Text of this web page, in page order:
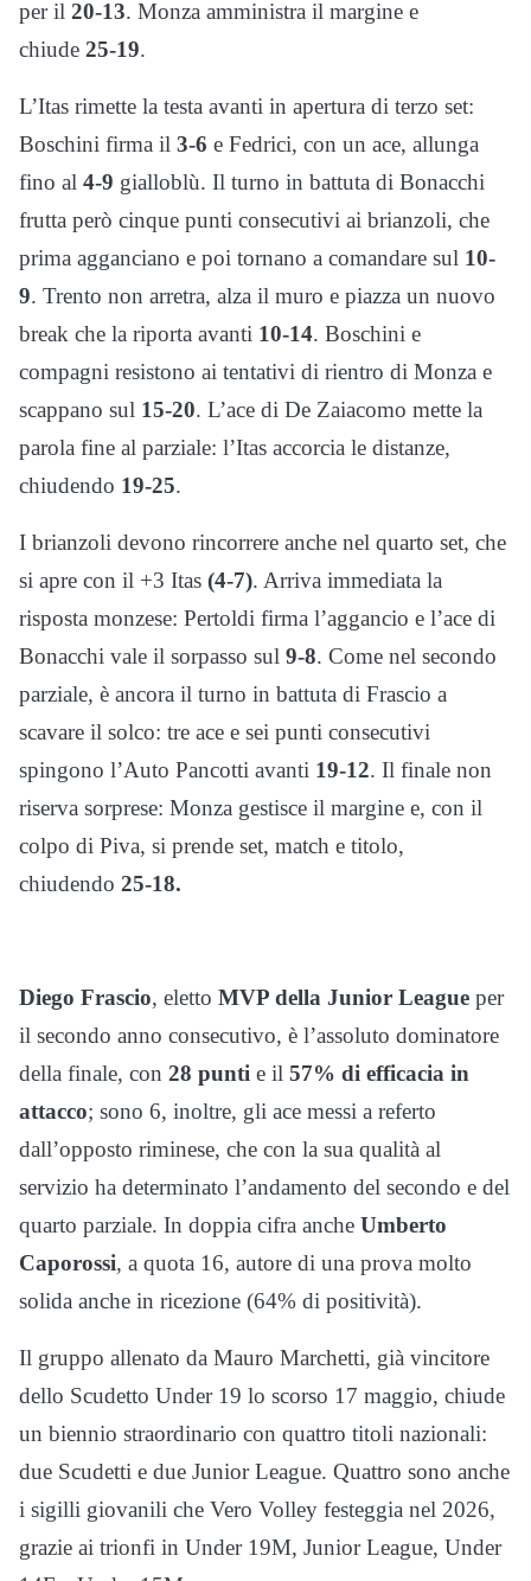
per il 20-13. Monza amministra il margine e
chiude 25-19.
L’Itas rimette la testa avanti in apertura di terzo set:
Boschini firma il 3-6 e Fedrici, con un ace, allunga
fino al 4-9 gialloblù. Il turno in battuta di Bonacchi
frutta però cinque punti consecutivi ai brianzoli, che
prima agganciano e poi tornano a comandare sul 10-
9. Trento non arretra, alza il muro e piazza un nuovo
break che la riporta avanti 10-14. Boschini e
compagni resistono ai tentativi di rientro di Monza e
scappano sul 15-20. L’ace di De Zaiacomo mette la
parola fine al parziale: l’Itas accorcia le distanze,
chiudendo 19-25.
I brianzoli devono rincorrere anche nel quarto set, che
si apre con il +3 Itas (4-7). Arriva immediata la
risposta monzese: Pertoldi firma l’aggancio e l’ace di
Bonacchi vale il sorpasso sul 9-8. Come nel secondo
parziale, è ancora il turno in battuta di Frascio a
scavare il solco: tre ace e sei punti consecutivi
spingono l’Auto Pancotti avanti 19-12. Il finale non
riserva sorprese: Monza gestisce il margine e, con il
colpo di Piva, si prende set, match e titolo,
chiudendo 25-18.
Diego Frascio, eletto MVP della Junior League per
il secondo anno consecutivo, è l’assoluto dominatore
della finale, con 28 punti e il 57% di efficacia in
attacco; sono 6, inoltre, gli ace messi a referto
dall’opposto riminese, che con la sua qualità al
servizio ha determinato l’andamento del secondo e del
quarto parziale. In doppia cifra anche Umberto
Caporossi, a quota 16, autore di una prova molto
solida anche in ricezione (64% di positività).
Il gruppo allenato da Mauro Marchetti, già vincitore
dello Scudetto Under 19 lo scorso 17 maggio, chiude
un biennio straordinario con quattro titoli nazionali:
due Scudetti e due Junior League. Quattro sono anche
i sigilli giovanili che Vero Volley festeggia nel 2026,
grazie ai trionfi in Under 19M, Junior League, Under